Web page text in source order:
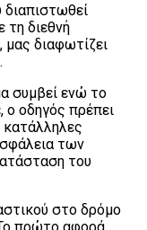
τη διεθνή
διαφωτίζει
συμβεί ενώ το
ο οδηγός πρέπει
κατάλληλες
των
του
στο δρόμο